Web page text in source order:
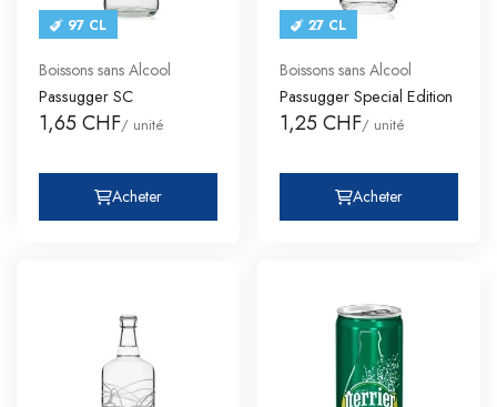
97 CL
Boissons sans Alcool
Passugger SC
1,65 CHF/ unité
Acheter
27 CL
Boissons sans Alcool
Passugger Special Edition
1,25 CHF/ unité
Acheter